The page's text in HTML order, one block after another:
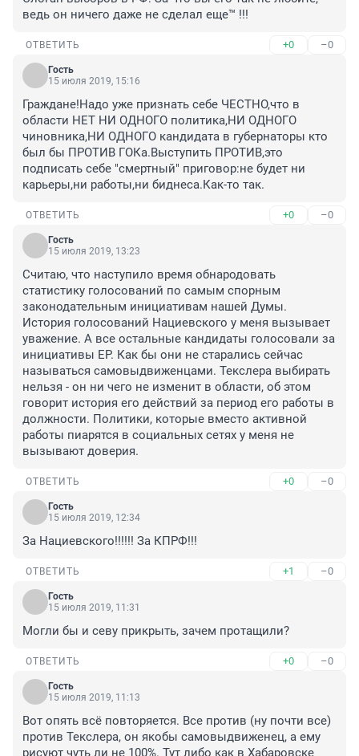
ведь он ничего даже не сделал еще™ !!!
ОТВЕТИТЬ +0 –0
Гость
15 июля 2019, 15:16
Граждане!Надо уже признать себе ЧЕСТНО,что в
области НЕТ НИ ОДНОГО политика,НИ ОДНОГО
чиновника,НИ ОДНОГО кандидата в губернаторы кто
был бы ПРОТИВ ГОКа.Выступить ПРОТИВ,это
подписать себе "смертный" приговор:не будет ни
карьеры,ни работы,ни биднеса.Как-то так.
ОТВЕТИТЬ +0 –0
Гость
15 июля 2019, 13:23
Считаю, что наступило время обнародовать
статистику голосований по самым спорным
законодательным инициативам нашей Думы.
История голосований Нациевского у меня вызывает
уважение. А все остальные кандидаты голосовали за
инициативы ЕР. Как бы они не старались сейчас
называться самовыдвиженцами. Текслера выбирать
нельзя - он ни чего не изменит в области, об этом
говорит история его действий за период его работы в
должности. Политики, которые вместо активной
работы пиарятся в социальных сетях у меня не
вызывают доверия.
ОТВЕТИТЬ +0 –0
Гость
15 июля 2019, 12:34
За Нациевского!!!!!! За КПРФ!!!
ОТВЕТИТЬ +1 –0
Гость
15 июля 2019, 11:31
Могли бы и севу прикрыть, зачем протащили?
ОТВЕТИТЬ +0 –0
Гость
15 июля 2019, 11:13
Вот опять всё повторяется. Все против (ну почти все)
против Текслера, он якобы самовыдвиженец, а ему
рисуют чуть ли не 100%. Тут либо как в Хабаровске